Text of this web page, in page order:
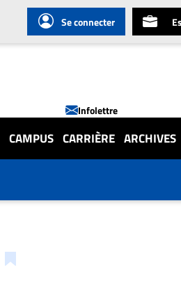
Se connecter
Infolettre
CAMPUS CARRIÈRE ARCHIVES